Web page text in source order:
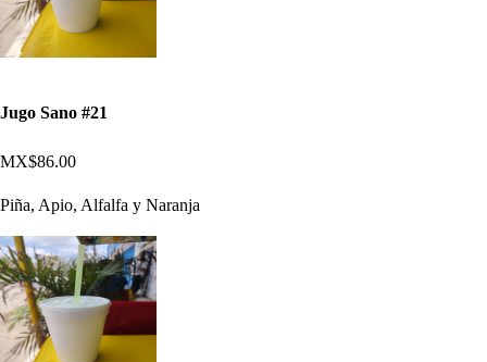
Jugo Sano #21
MX$86.00
Piña, Apio, Alfalfa y Naranja